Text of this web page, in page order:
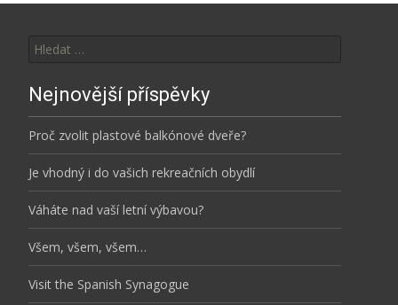
Nejnovější příspěvky
Proč zvolit plastové balkónové dveře?
Je vhodný i do vašich rekreačních obydlí
Váháte nad vaší letní výbavou?
Všem, všem, všem…
Visit the Spanish Synagogue